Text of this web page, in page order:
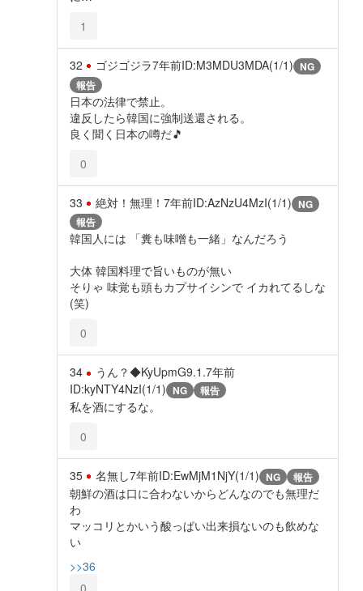
1
32 ゴジゴジラ7年前ID:M3MDU3MDA(1/1) NG
報告
日本の法律で禁止。
違反したら韓国に強制送還される。
良く聞く日本の噂だ🎵
0
33 絶対！無理！ 7年前ID:AzNzU4MzI(1/1) NG
報告
韓国人には 「糞も味噌も一緒」なんだろう
大体 韓国料理で旨いものが無い
そりゃ 味覚も頭もカプサイシンで イカれてるしな
(笑)
0
34 うん？◆KyUpmG9.1.7年前
ID:kyNTY4NzI(1/1) NG 報告
私を酒にするな。
0
35 名無し7年前ID:EwMjM1NjY(1/1) NG 報告
朝鮮の酒は口に合わないからどんなのでも無理だ
わ
マッコリとかいう酸っぱい出来損ないのも飲めな
い
>>36